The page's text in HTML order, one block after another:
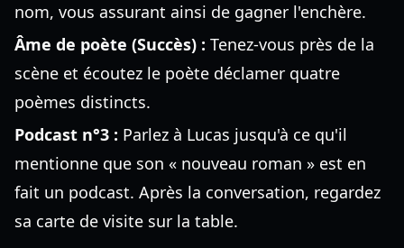
nom, vous assurant ainsi de gagner l'enchère.
Âme de poète (Succès) : Tenez-vous près de la
scène et écoutez le poète déclamer quatre
poèmes distincts.
Podcast n°3 : Parlez à Lucas jusqu'à ce qu'il
mentionne que son « nouveau roman » est en
fait un podcast. Après la conversation, regardez
sa carte de visite sur la table.